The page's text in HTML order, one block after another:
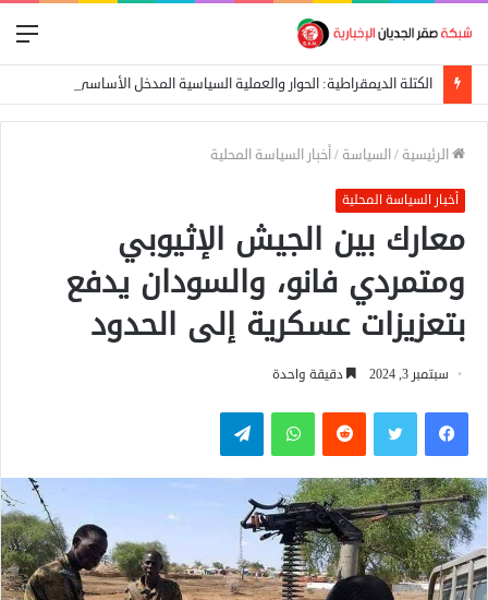
الرئيسية /السياسة /أخبار السياسة المحلية
أخبار السياسة المحلية
معارك بين الجيش الإثيوبي
ومتمردي فانو، والسودان يدفع
بتعزيزات عسكرية إلى الحدود
سبتمبر 3, 2024 دقيقة واحدة
فيسبوكتويتر واتساب تيلقرام